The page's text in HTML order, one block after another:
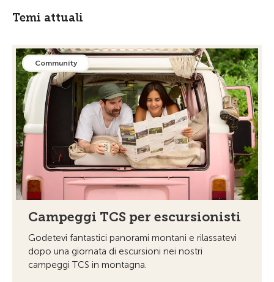
Temi attuali
Community
Campeggi TCS per escursionisti
Godetevi fantastici panorami montani e rilassatevi
dopo una giornata di escursioni nei nostri
campeggi TCS in montagna.